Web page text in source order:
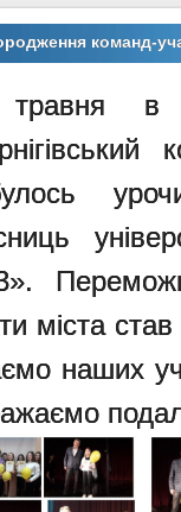
команд-
в
міста
наших